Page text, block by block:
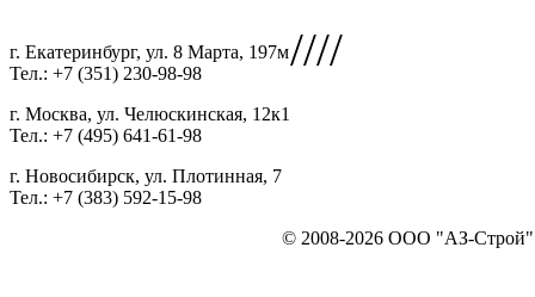
г. Екатеринбург, ул. 8 Марта, 197м
Тел.: +7 (351) 230-98-98
г. Москва, ул. Челюскинская, 12к1
Тел.: +7 (495) 641-61-98
г. Новосибирск, ул. Плотинная, 7
Тел.: +7 (383) 592-15-98
////
© 2008-2026 ООО "АЗ-Строй".